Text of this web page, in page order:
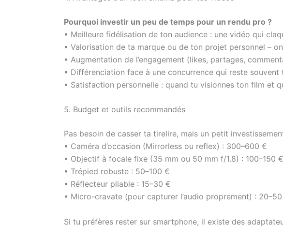
Pourquoi investir un peu de temps pour un rendu pro ?
• Meilleure fidélisation de ton audience : une vidéo qui
• Valorisation de ta marque ou de ton projet personnel –
• Augmentation de l’engagement (likes, partages,
• Différenciation face à une concurrence qui reste souvent
• Satisfaction personnelle : quand tu visionnes ton film et
5. Budget et outils recommandés
Pas besoin de casser ta tirelire, mais un petit
• Caméra d’occasion (Mirrorless ou reflex) : 300–600 €
• Objectif à focale fixe (35 mm ou 50 mm f/1.8) : 100–150 €
• Trépied robuste : 50–100 €
• Réflecteur pliable : 15–30 €
• Micro-cravate (pour capturer l’audio proprement) :
Si tu préfères rester sur smartphone, il existe des